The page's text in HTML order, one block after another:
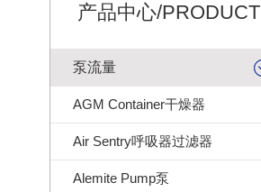
产品中心/PRODUCT
泵流量
AGM Container干燥器
Air Sentry呼吸器过滤器
Alemite Pump泵